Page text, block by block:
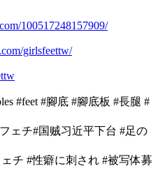
100517248157909/
girlsfeettw/
#feet #腳底 #腳底板 #長腿 #
ェチ#国贼习近平下台 #足の
チ #性癖に刺され #被写体募